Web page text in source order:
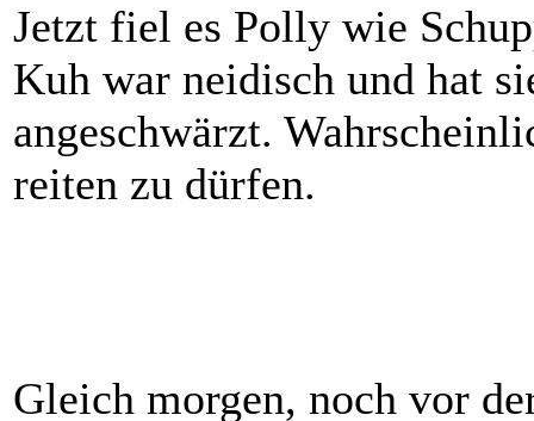
Jetzt fiel es Polly wie
Kuh war neidisch und hat
angeschwärzt.
reiten zu dürfen.
Gleich morgen, noch vor